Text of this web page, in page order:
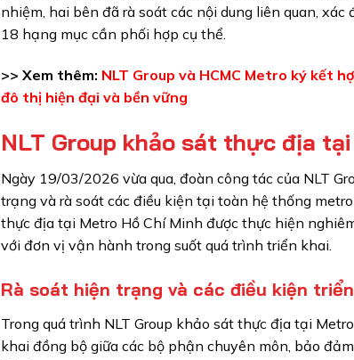
nhiệm, hai bên đã rà soát các nội dung liên quan,
18 hạng mục cần phối hợp cụ thể.
>> Xem thêm: NLT Group và HCMC Metro ký kết
đô thị hiện đại và bền vững
NLT Group khảo sát thực địa
Ngày 19/03/2026 vừa qua, đoàn công tác của NLT
trạng và rà soát các điều kiện tại toàn hệ thống
thực địa tại Metro Hồ Chí Minh được thực hiện
với đơn vị vận hành trong suốt quá trình triển khai.
Rà soát hiện trạng và các điều kiện
Trong quá trình NLT Group khảo sát thực địa tại
khai đồng bộ giữa các bộ phận chuyên môn, bảo